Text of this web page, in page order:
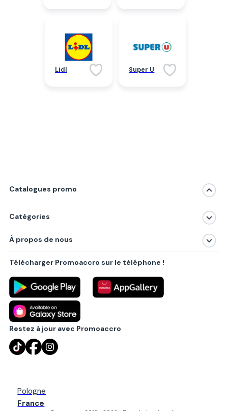
Lidl Super U
Catalogues promo
Catégories
Produits
Villes principales
À propos de nous
Politique de confidentialité
Règlements
Partenariat B2B
Blog
Contact
Télécharger Promoaccro sur le téléphone !
Restez à jour avec Promoaccro
Pologne
France